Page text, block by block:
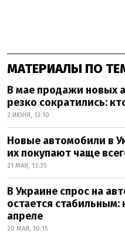
МАТЕРИАЛЫ ПО
В мае продажи новых
резко сократились:
2 ИЮНЯ, 13:10
Новые автомобили в
их покупают чаще
21 МАЯ, 13:35
В Украине спрос на
остается
апреле
20 МАЯ, 10:15